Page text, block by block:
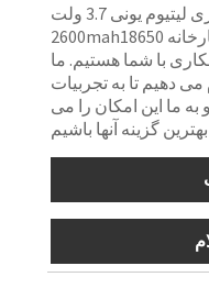
برای خرید جدیدترین باتری لیتیوم یونی 3.7 ولت
2600mah18650 با قیمت پایین و با کیفیت بالا به کارخانه
با شما هستیم. ما
دهیم تا به تجربیات
ما این امکان را می